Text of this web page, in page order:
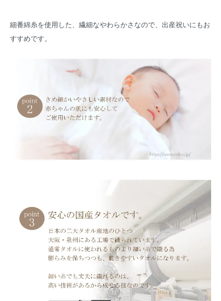
細番綿糸を使用した、繊細なやわらかさなので、出産祝いにもお
すすめです。